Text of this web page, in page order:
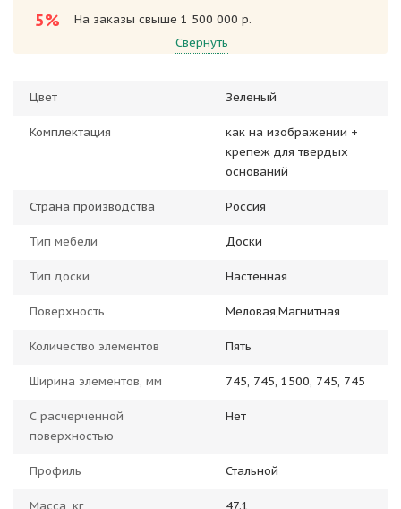
5%
На заказы свыше 1 500 000 р.
Свернуть
Цвет Зеленый
Комплектация
как на изображении +
крепеж для твердых
оснований
Страна производства Россия
Тип мебели Доски
Тип доски Настенная
Поверхность Меловая,Магнитная
Количество элементов Пять
Ширина элементов, мм 745, 745, 1500, 745, 745
С расчерченной
поверхностью
Нет
Профиль Стальной
Масса, кг 47.1